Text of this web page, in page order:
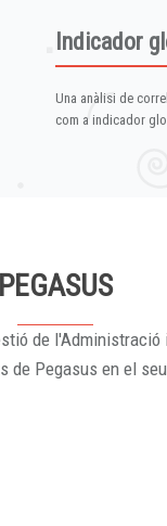
Indicador
Una anàlisi de
com a indicador
PEGASUS
de
de Pegasus en el